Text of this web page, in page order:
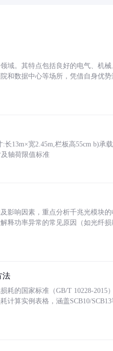
域。其特点包括良好的电气、机
和数据中心等场所，凭借自身优
13m×宽2.45m,栏板高55cm b)承
轴荷限值标准
影响因素，重点分析千兆光模块
释功率异常的常见原因（如光纤
法
耗的国家标准（GB/T 10228-2015
计算实例表格，涵盖SCB10/